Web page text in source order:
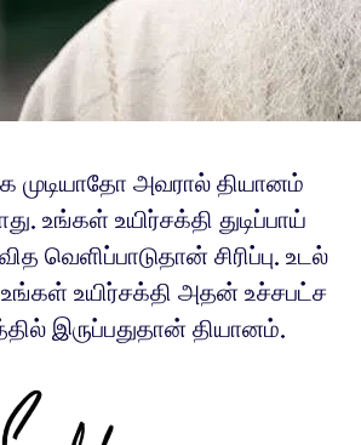
முடியாதோ அவரால் தியானம்
உங்கள் உயிர்சக்தி துடிப்பாய்
வெளிப்பாடுதான் சிரிப்பு. உடல்
உயிர்சக்தி அதன் உச்சபட்ச
இருப்பதுதான் தியானம்.